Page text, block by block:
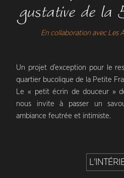
gustative de la
En collaboration avec Les
Un projet d’exception pour le
quartier bucolique de la Petite
Le « petit écrin de douceur »
nous invite à passer un
ambiance feutrée et intimiste.